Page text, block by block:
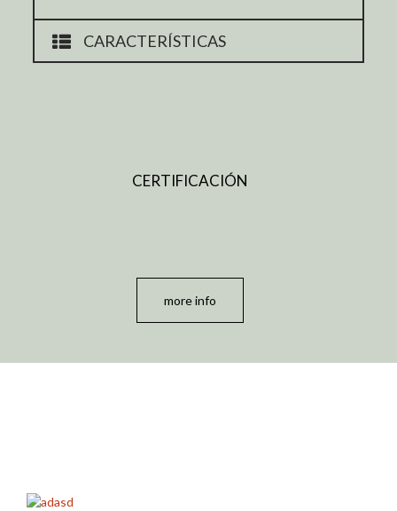
CARACTERÍSTICAS
CERTIFICACIÓN
more info